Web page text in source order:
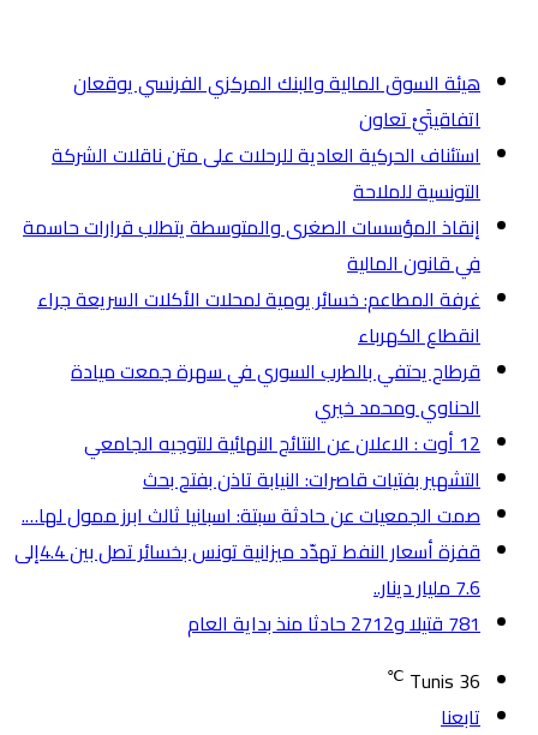
هيئة السوق المالية والبنك المركزي الفرنسي يوقعان
اتفاقيتَيْ تعاون
استئناف الحركية العادية للرحلات على متن ناقلات الشركة
التونسية للملاحة
إنقاذ المؤسسات الصغرى والمتوسطة يتطلب قرارات حاسمة
في قانون المالية
غرفة المطاعم: خسائر يومية لمحلات الأكلات السريعة جراء
انقطاع الكهرباء
قرطاج يحتفي بالطرب السوري في سهرة جمعت ميادة
الحناوي ومحمد خيري
12 أوت : الاعلان عن النتائج النهائية للتوجيه الجامعي
التشهير بفتيات قاصرات: النيابة تاذن بفتح بحث
صمت الجمعيات عن حادثة سبتة: اسبانيا ثالث ابرز ممول لها….
قفزة أسعار النفط تهدّد ميزانية تونس بخسائر تصل بين 4.4إلى
7.6 مليار دينار..
781 قتيلا و2712 حادثا منذ بداية العام
Tunis 36
℃
تابعنا